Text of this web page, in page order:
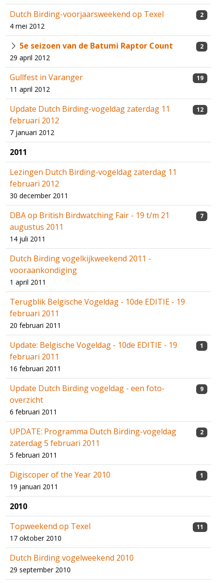
Dutch Birding-voorjaarsweekend op Texel
4 mei 2012
2
5e seizoen van de Batumi Raptor Count
29 april 2012
2
Gullfest in Varanger
11 april 2012
19
Update Dutch Birding-vogeldag zaterdag 11
februari 2012
7 januari 2012
12
2011
Lezingen Dutch Birding-vogeldag zaterdag 11
februari 2012
30 december 2011
DBA op British Birdwatching Fair - 19 t/m 21
augustus 2011
14 juli 2011
7
Dutch Birding vogelkijkweekend 2011 -
vooraankondiging
1 april 2011
Terugblik Belgische Vogeldag - 10de EDITIE - 19
februari 2011
20 februari 2011
Update: Belgische Vogeldag - 10de EDITIE - 19
februari 2011
16 februari 2011
1
Update Dutch Birding vogeldag - een foto-
overzicht
6 februari 2011
9
UPDATE: Programma Dutch Birding-vogeldag
zaterdag 5 februari 2011
5 februari 2011
2
Digiscoper of the Year 2010
19 januari 2011
1
2010
Topweekend op Texel
17 oktober 2010
11
Dutch Birding vogelweekend 2010
29 september 2010